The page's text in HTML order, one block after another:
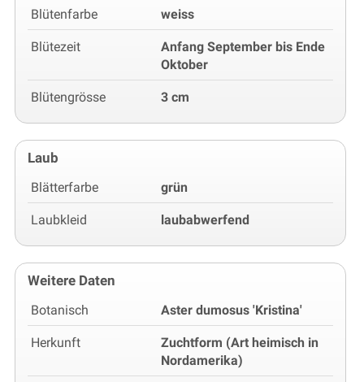
Blütenfarbe weiss
Blütezeit
Anfang September bis Ende
Oktober
Blütengrösse 3 cm
Laub
Blätterfarbe grün
Laubkleid laubabwerfend
Weitere Daten
Botanisch Aster dumosus 'Kristina'
Herkunft
Zuchtform (Art heimisch in
Nordamerika)